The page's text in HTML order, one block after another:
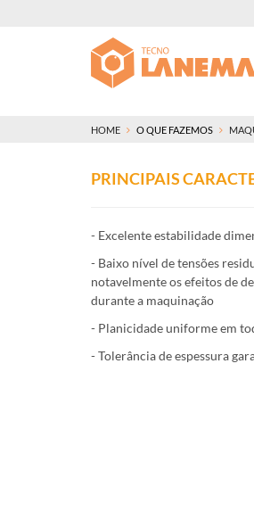
HOME O QUE FAZEMOS
PRINCIPAIS
- Excelente estabilidade
- Baixo nível de tensões
notavelmente os efeitos de
durante a maquinação
- Planicidade uniforme em
- Tolerância de espessura